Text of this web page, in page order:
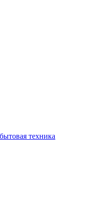
техника